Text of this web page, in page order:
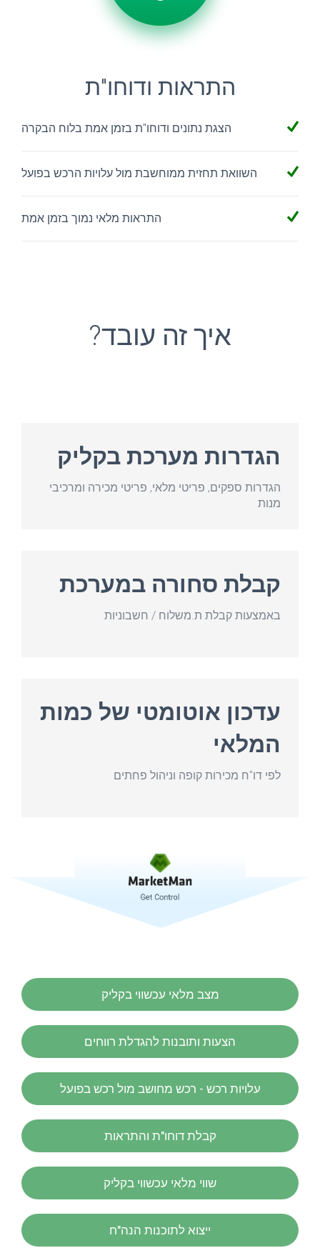
התראות ודוחו"ת
הצגת נתונים ודוחו"ת בזמן אמת בלוח הבקרה
השוואת תחזית ממוחשבת מול עלויות הרכש בפועל
התראות מלאי נמוך בזמן אמת
?איך זה עובד
הגדרות מערכת בקליק
הגדרות ספקים, פריטי מלאי, פריטי מכירה ומרכיבי
מנות
קבלת סחורה במערכת
באמצעות קבלת ת.משלוח / חשבוניות
עדכון אוטומטי של כמות
המלאי
לפי דו"ח מכירות קופה וניהול פחתים
מצב מלאי עכשווי בקליק
הצעות ותובנות להגדלת רווחים
עלויות רכש - רכש מחושב מול רכש בפועל
קבלת דוחו"ת והתראות
שווי מלאי עכשווי בקליק
ייצוא לתוכנות הנה"ח